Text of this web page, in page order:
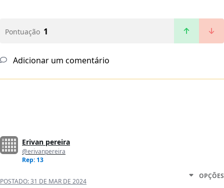
Pontuação 1
Adicionar um comentário
Erivan pereira
@erivanpereira
Rep: 13
POSTADO:31 DE MAR DE 2024
OPÇÕES